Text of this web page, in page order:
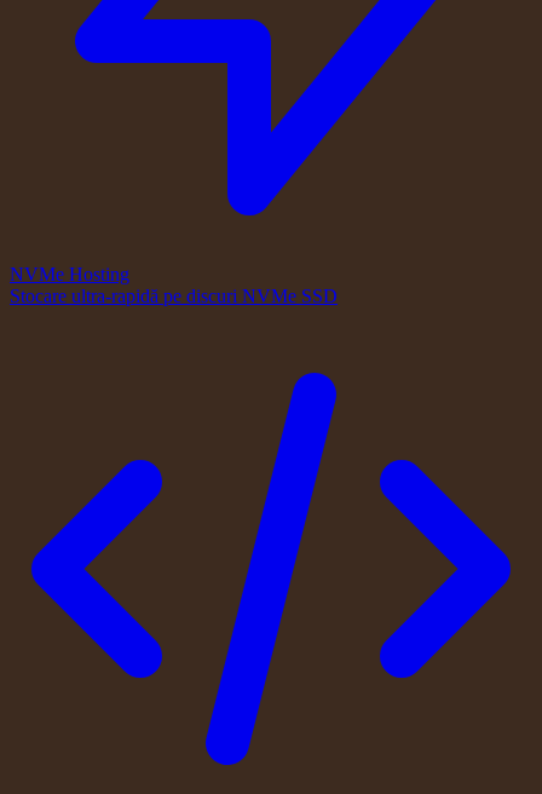
NVMe Hosting
Stocare ultra-rapidă pe discuri NVMe SSD